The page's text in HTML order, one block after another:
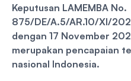
Keputusan LAMEMBA No.
875/DE/A.5/AR.10/XI/
dengan 17 November
merupakan pencapaian
nasional Indonesia.